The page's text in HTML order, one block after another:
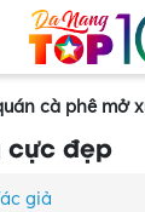
cà phê mở
cực đẹp
giả